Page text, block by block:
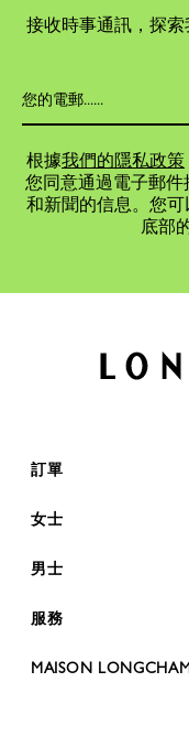
接收時事通訊，探
根據我們的隱私政策
您同意通過電子郵件
和新聞的信息。您
底部
訂單
女士
男士
服務
MAISON